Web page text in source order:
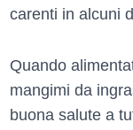
carenti in alcuni
Quando
mangimi da
buona salute a